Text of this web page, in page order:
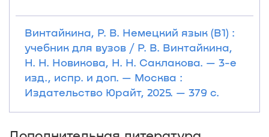
Винтайкина, Р. В. Немецкий язык (B1) :
учебник для вузов / Р. В. Винтайкина,
Н. Н. Новикова, Н. Н. Саклакова. — 3-е
изд., испр. и доп. — Москва :
Издательство Юрайт, 2025. — 379 с.